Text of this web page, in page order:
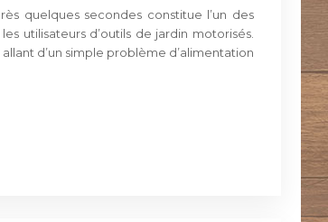
quelques secondes constitue l’un des
utilisateurs d’outils de jardin motorisés.
d’un simple problème d’alimentation